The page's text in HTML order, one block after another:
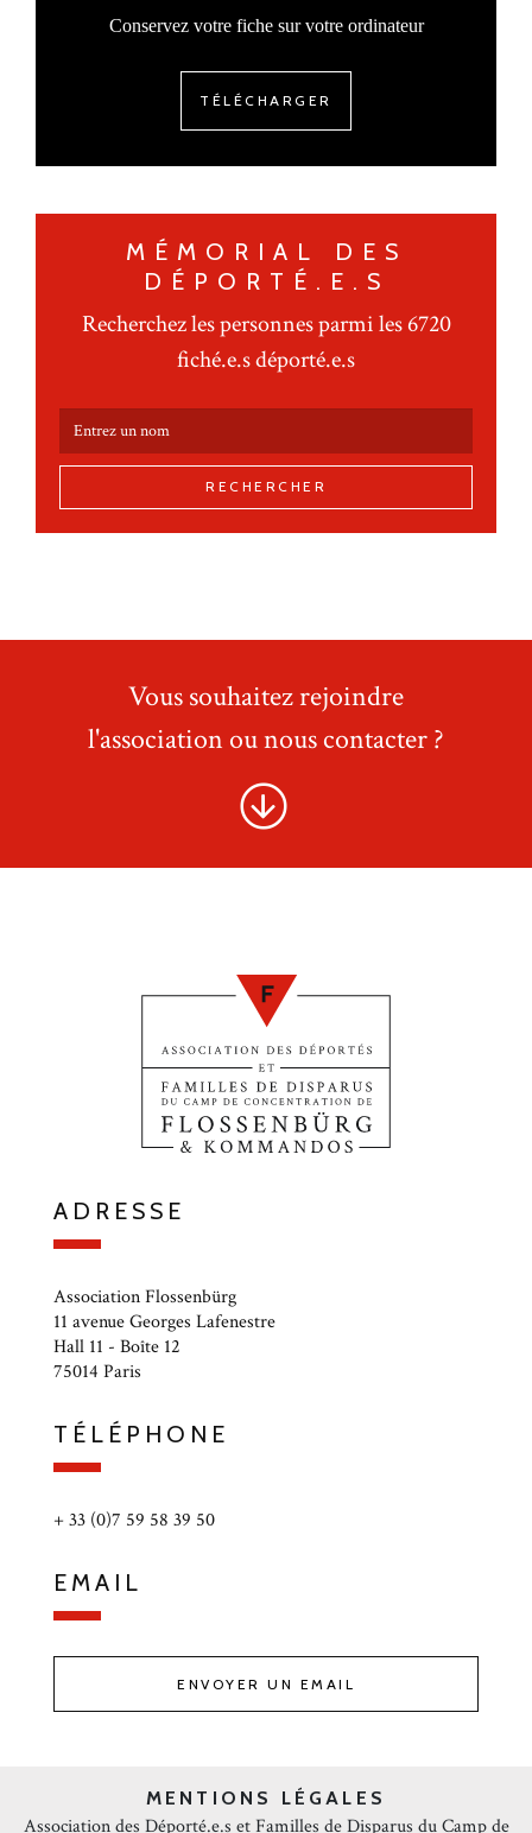
Conservez votre fiche sur votre ordinateur
TÉLÉCHARGER
MÉMORIAL DES
DÉPORTÉ.E.S
Recherchez les personnes parmi les 6720
fiché.e.s déporté.e.s
RECHERCHER
Vous souhaitez rejoindre
l'association ou nous contacter ?
ADRESSE
Association Flossenbürg
11 avenue Georges Lafenestre
Hall 11 - Boîte 12
75014 Paris
TÉLÉPHONE
+ 33 (0)7 59 58 39 50
EMAIL
ENVOYER UN EMAIL
MENTIONS LÉGALES
Association des Déporté.e.s et Familles de Disparus du Camp de